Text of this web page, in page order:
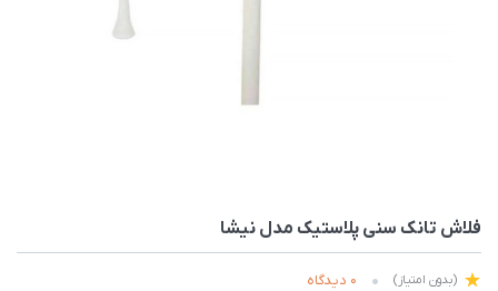
فلاش تانک سنی پلاستیک مدل نیشا
(بدون امتیاز) 0 دیدگاه